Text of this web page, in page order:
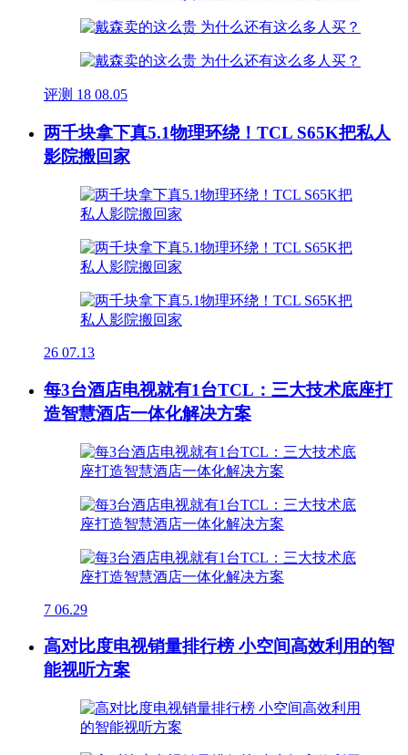
评测 18 08.05
两千块拿下真5.1物理环绕！TCL S65K把私人
影院搬回家
26 07.13
每3台酒店电视就有1台TCL：三大技术底座打
造智慧酒店一体化解决方案
7 06.29
高对比度电视销量排行榜 小空间高效利用的智
能视听方案